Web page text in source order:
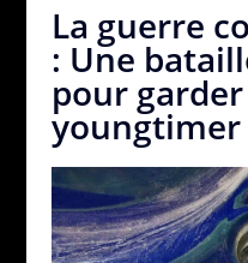
La guerre
: Une
pour